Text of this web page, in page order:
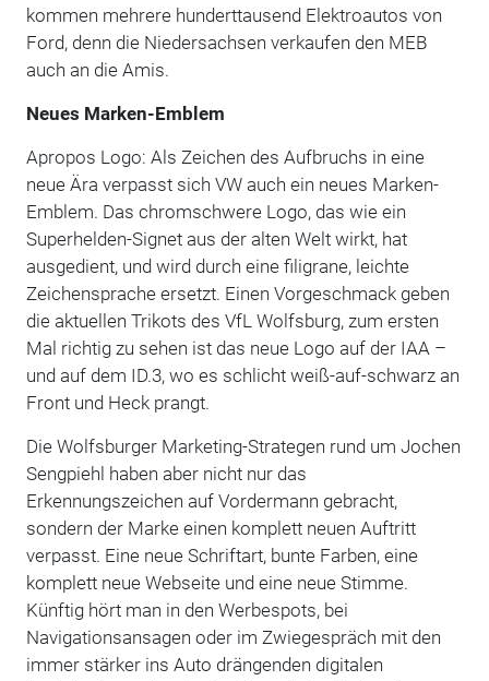
kommen mehrere hunderttausend Elektroautos von
Ford, denn die Niedersachsen verkaufen den MEB
auch an die Amis.
Neues Marken-Emblem
Apropos Logo: Als Zeichen des Aufbruchs in eine
neue Ära verpasst sich VW auch ein neues Marken-
Emblem. Das chromschwere Logo, das wie ein
Superhelden-Signet aus der alten Welt wirkt, hat
ausgedient, und wird durch eine filigrane, leichte
Zeichensprache ersetzt. Einen Vorgeschmack geben
die aktuellen Trikots des VfL Wolfsburg, zum ersten
Mal richtig zu sehen ist das neue Logo auf der IAA –
und auf dem ID.3, wo es schlicht weiß-auf-schwarz an
Front und Heck prangt.
Die Wolfsburger Marketing-Strategen rund um Jochen
Sengpiehl haben aber nicht nur das
Erkennungszeichen auf Vordermann gebracht,
sondern der Marke einen komplett neuen Auftritt
verpasst. Eine neue Schriftart, bunte Farben, eine
komplett neue Webseite und eine neue Stimme.
Künftig hört man in den Werbespots, bei
Navigationsansagen oder im Zwiegespräch mit den
immer stärker ins Auto drängenden digitalen